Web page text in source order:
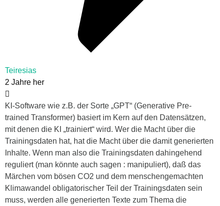
Teiresias
2 Jahre her
KI-Software wie z.B. der Sorte „GPT“ (Generative Pre-
trained Transformer) basiert im Kern auf den Datensätzen,
mit denen die KI „trainiert“ wird. Wer die Macht über die
Trainingsdaten hat, hat die Macht über die damit generierten
Inhalte. Wenn man also die Trainingsdaten dahingehend
reguliert (man könnte auch sagen : manipuliert), daß das
Märchen vom bösen CO2 und dem menschengemachten
Klimawandel obligatorischer Teil der Trainingsdaten sein
muss, werden alle generierten Texte zum Thema die